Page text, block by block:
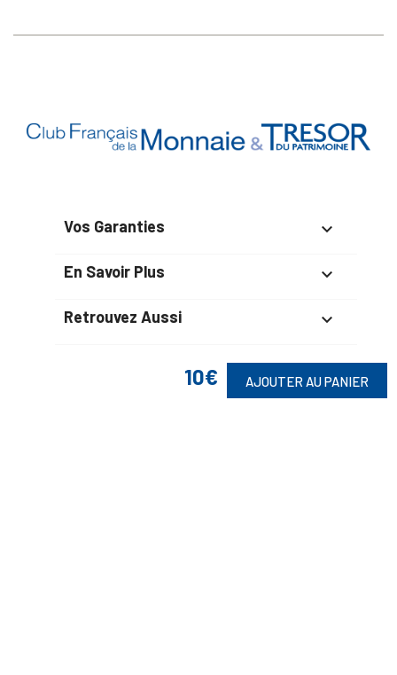
10€ AJOUTER AU PANIER
Vos Garanties 
En Savoir Plus 
Retrouvez Aussi 